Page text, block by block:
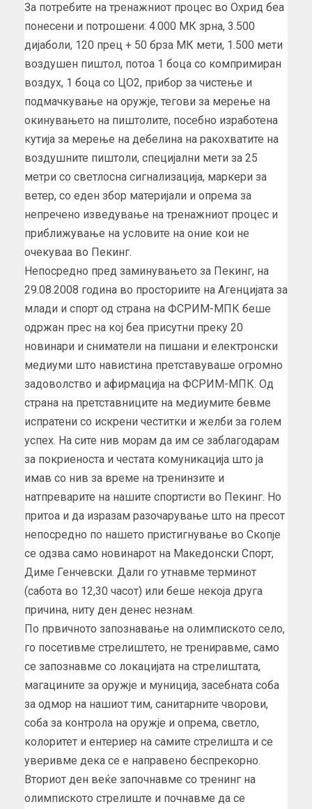
За потребите на тренажниот процес во Охрид беа
понесени и потрошени: 4.000 МК зрна, 3.500
дијаболи, 120 прец + 50 брза МК мети, 1.500 мети
воздушен пиштол, потоа 1 боца со компримиран
воздух, 1 боца со ЦО2, прибор за чистење и
подмачкување на оружје, тегови за мерење на
окинувањето на пиштолите, посебно изработена
кутија за мерење на дебелина на ракохватите на
воздушните пиштоли, специјални мети за 25
метри со светлосна сигнализација, маркери за
ветер, со еден збор материјали и опрема за
непречено изведување на тренажниот процес и
приближување на условите на оние кои не
очекуваа во Пекинг.
Непосредно пред заминувањето за Пекинг, на
29.08.2008 година во просториите на Агенцијата за
млади и спорт од страна на ФСРИМ-МПК беше
одржан прес на кој беа присутни преку 20
новинари и сниматели на пишани и електронски
медиуми што навистина претставуваше огромно
задоволство и афирмација на ФСРИМ-МПК. Од
страна на претставниците на медиумите бевме
испратени со искрени честитки и желби за голем
успех. На сите нив морам да им се заблагодарам
за покриеноста и честата комуникација што ја
имав со нив за време на тренинзите и
натпреварите на нашите спортисти во Пекинг. Но
притоа и да изразам разочарување што на пресот
непосредно по нашето пристигнување во Скопје
се одзва само новинарот на Македонски Спорт,
Диме Генчевски. Дали го утнавме терминот
(сабота во 12,30 часот) или беше некоја друга
причина, ниту ден денес незнам.
По првичното запознавање на олимпиското село,
го посетивме стрелиштето, не трениравме, само
се запознавме со локацијата на стрелиштата,
магацините за оружје и муниција, засебната соба
за одмор на нашиот тим, санитарните чворови,
соба за контрола на оружје и опрема, светло,
колоритет и ентериер на самите стрелишта и се
уверивме дека се е направено беспрекорно.
Вториот ден веќе започнавме со тренинг на
олимпиското стрелиште и почнавме да се